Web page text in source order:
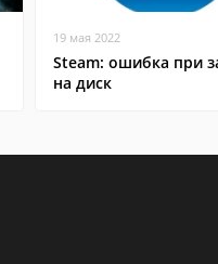
19 мая 2022
Steam: ошибка при
на диск